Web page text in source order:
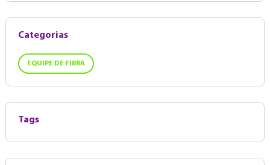
Categorias
EQUIPE DE FIBRA
Tags